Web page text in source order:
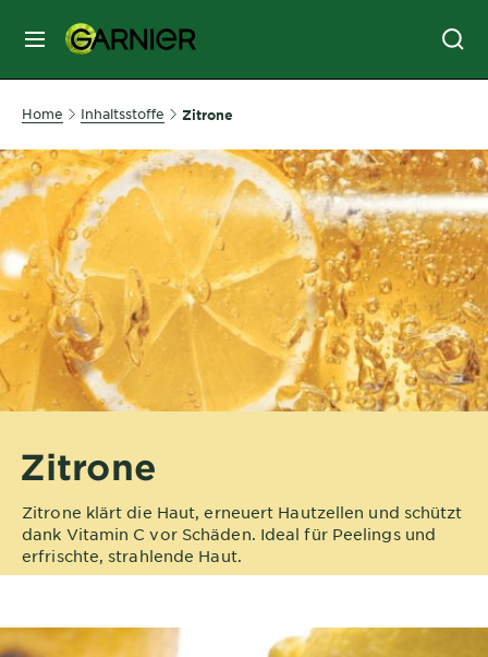
MENU
GESICHTSPFLEGE
HAARPFLEGE
HAARFARBE
SONNENSCHUTZ
KÖRPERPFLEGE
SERVICES
&
DIAGNOSTIK
ENTDECKEN
Inhaltsstoffe
Home Inhaltsstoffe Zitrone
Zitrone
Zitrone klärt die Haut, erneuert Hautzellen und schützt
dank Vitamin C vor Schäden. Ideal für Peelings und
erfrischte, strahlende Haut.